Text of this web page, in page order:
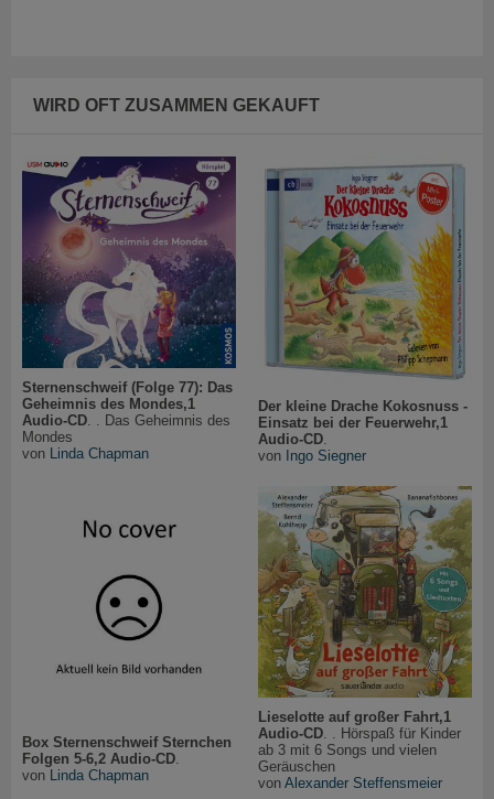
WIRD OFT ZUSAMMEN GEKAUFT
Sternenschweif (Folge 77): Das
Geheimnis des Mondes,1
Audio-CD. . Das Geheimnis des
Mondes
von Linda Chapman
Der kleine Drache Kokosnuss -
Einsatz bei der Feuerwehr,1
Audio-CD
von Ingo Siegner
Box Sternenschweif Sternchen
Folgen 5-6,2 Audio-CD
von
Linda Chapman
Lieselotte auf großer Fahrt,1
Audio-CD . . Hörspaß für Kinder
ab 3 mit 6 Songs und vielen
Geräuschen
von Alexander Steffensmeier